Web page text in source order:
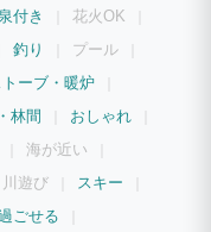
付き
花火OK
釣り
プール
ーブ・暖炉
林間
おしゃれ
海が近い
川遊び
スキー
ごせる